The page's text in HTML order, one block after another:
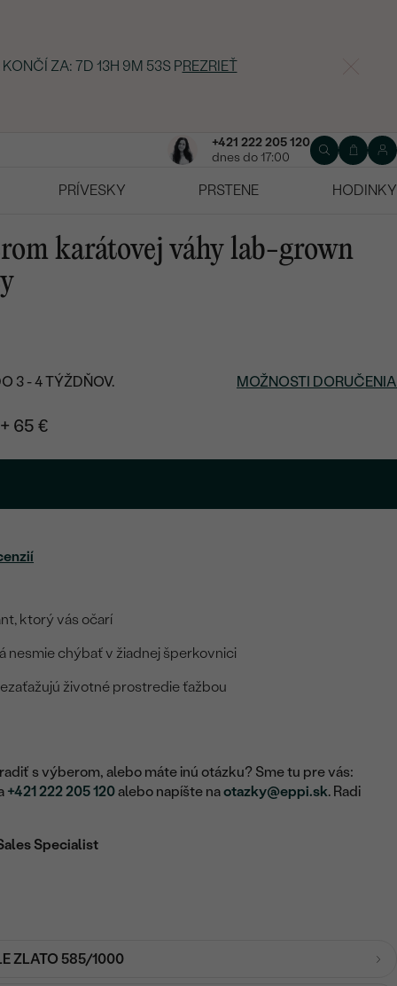
KONČÍ ZA: 7D 13H 9M 52SPREZRIEŤ
+421 222 205 120
dnes do 17:00
PRÍVESKY PRSTENE
HODINKY
karátovej váhy lab-grown
3 - 4 TÝŽDŇOV. MOŽNOSTI DORUČENIA
+ 65 €
ktorý vás očarí
nesmie chýbať v žiadnej šperkovnici
životné prostredie ťažbou
s výberom, alebo máte inú otázku? Sme tu pre vás:
+421 222 205 120alebo napíšte naotazky@eppi.sk. Radi
Specialist
ZLATO 585/1000